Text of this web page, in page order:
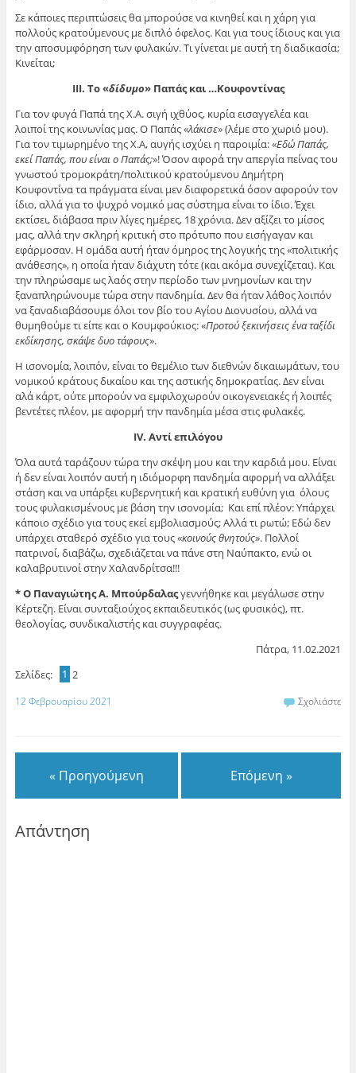
Σε κάποιες περιπτώσεις θα μπορούσε να κινηθεί και η χάρη για
πολλούς κρατούμενους με διπλό όφελος. Και για τους ίδιους και για
την αποσυμφόρηση των φυλακών. Τι γίνεται με αυτή τη διαδικασία;
Κινείται;
ΙΙΙ. Το «δίδυμο» Παπάς και …Κουφοντίνας
Για τον φυγά Παπά της Χ.Α. σιγή ιχθύος, κυρία εισαγγελέα και
λοιποί της κοινωνίας μας. Ο Παπάς «λάκισε» (λέμε στο χωριό μου).
Για τον τιμωρημένο της Χ.Α, αυγής ισχύει η παροιμία: «Εδώ Παπάς,
εκεί Παπάς, που είναι ο Παπάς;»! Όσον αφορά την απεργία πείνας του
γνωστού τρομοκράτη/πολιτικού κρατούμενου Δημήτρη
Κουφοντίνα τα πράγματα είναι μεν διαφορετικά όσον αφορούν τον
ίδιο, αλλά για το ψυχρό νομικό μας σύστημα είναι το ίδιο. Έχει
εκτίσει, διάβασα πριν λίγες ημέρες, 18 χρόνια. Δεν αξίζει το μίσος
μας, αλλά την σκληρή κριτική στο πρότυπο που εισήγαγαν και
εφάρμοσαν. Η ομάδα αυτή ήταν όμηρος της λογικής της «πολιτικής
ανάθεσης», η οποία ήταν διάχυτη τότε (και ακόμα συνεχίζεται). Και
την πληρώσαμε ως λαός στην περίοδο των μνημονίων και την
ξαναπληρώνουμε τώρα στην πανδημία. Δεν θα ήταν λάθος λοιπόν
να ξαναδιαβάσουμε όλοι τον βίο του Αγίου Διονυσίου, αλλά να
θυμηθούμε τι είπε και ο Κουμφούκιος: «Προτού ξεκινήσεις ένα ταξίδι
εκδίκησης, σκάψε δυο τάφους».
Η ισονομία, λοιπόν, είναι το θεμέλιο των διεθνών δικαιωμάτων, του
νομικού κράτους δικαίου και της αστικής δημοκρατίας. Δεν είναι
αλά κάρτ, ούτε μπορούν να εμφιλοχωρούν οικογενειακές ή λοιπές
βεντέτες πλέον, με αφορμή την πανδημία μέσα στις φυλακές.
IV. Αντί επιλόγου
Όλα αυτά ταράζουν τώρα την σκέψη μου και την καρδιά μου. Είναι
ή δεν είναι λοιπόν αυτή η ιδιόμορφη πανδημία αφορμή να αλλάξει
στάση και να υπάρξει κυβερνητική και κρατική ευθύνη για όλους
τους φυλακισμένους με βάση την ισονομία; Και επί πλέον: Υπάρχει
κάποιο σχέδιο για τους εκεί εμβολιασμούς; Αλλά τι ρωτώ; Εδώ δεν
υπάρχει σταθερό σχέδιο για τους «κοινούς θνητούς». Πολλοί
πατρινοί, διαβάζω, σχεδιάζεται να πάνε στη Ναύπακτο, ενώ οι
καλαβρυτινοί στην Χαλανδρίτσα!!!
* Ο Παναγιώτης Α. Μπούρδαλαςγεννήθηκε και μεγάλωσε στην
Κέρτεζη. Είναι συνταξιούχος εκπαιδευτικός (ως φυσικός), πτ.
θεολογίας, συνδικαλιστής και συγγραφέας.
Πάτρα, 11.02.2021
Σελίδες:
1 2
12 Φεβρουαρίου 2021 Σχολιάστε
« Προηγούμενη Επόμενη »
Απάντηση